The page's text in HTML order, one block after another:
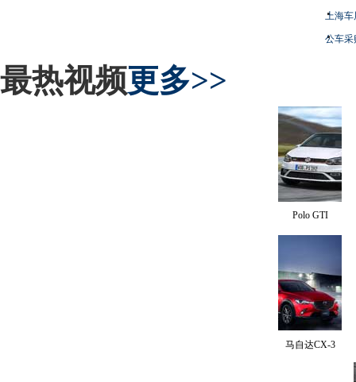
上海
公车采
最热视频更多>>
Polo GTI
马自达CX-3